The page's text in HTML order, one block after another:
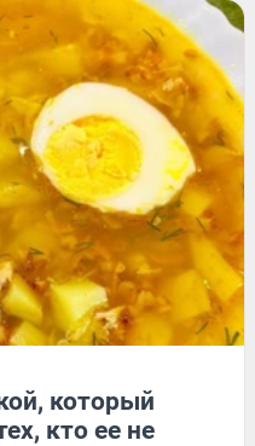
который
кто ее не